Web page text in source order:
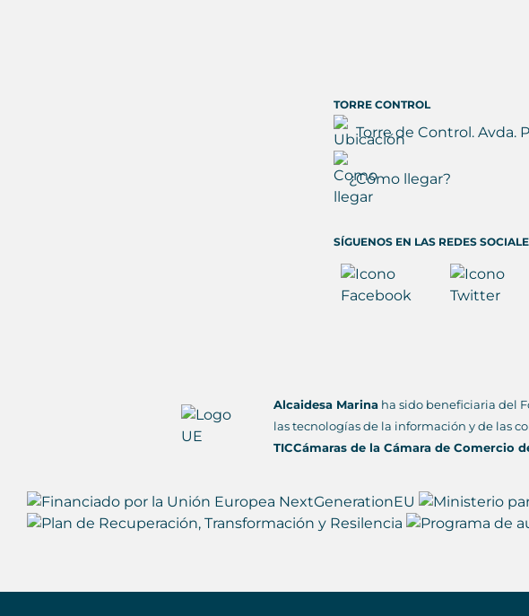
TORRE CONTROL
Torre de Control. Avda.
¿Cómo llegar?
SÍGUENOS EN LAS REDES
Alcaidesa Marina ha sido beneficiaria del
las tecnologías de la información y de las
TICCámaras de la Cámara de Comercio